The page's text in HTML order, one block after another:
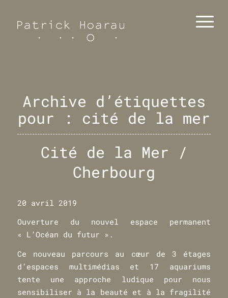
Archive d’étiquettes
pour : cité de la mer
Cité de la Mer /
Cherbourg
20 avril 2019
Ouverture du nouvel espace permanent
« L’Océan du futur ».
Ce nouveau parcours au cœur de 3 étages
d’espaces multimédias et 17 aquariums
tente une approche ludique pour nous
sensibiliser à la beauté et à la fragilité